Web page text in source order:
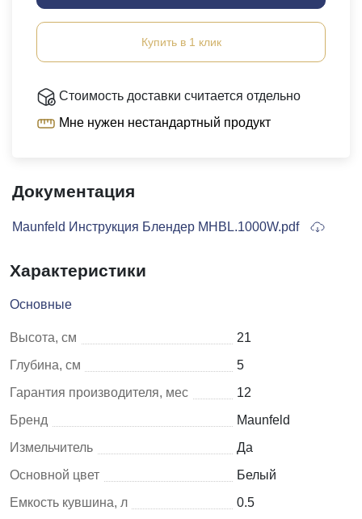
Документация
Maunfeld Инструкция Блендер MHBL.1000W.pdf
Купить в 1 клик
Стоимость доставки считается отдельно
Мне нужен нестандартный продукт
Характеристики
Основные
Высота, см
21
Глубина, см
5
Гарантия производителя, мес
12
Бренд
Maunfeld
Измельчитель
Да
Основной цвет
Белый
Емкость кувшина, л
0.5